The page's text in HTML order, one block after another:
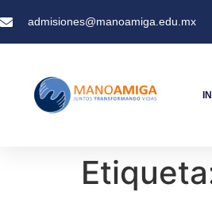
admisiones@manoamiga.edu.mx